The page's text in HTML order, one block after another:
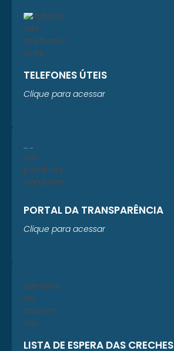
TELEFONES ÚTEIS
Clique para acessar
PORTAL DA TRANSPARÊNCIA
Clique para acessar
LISTA DE ESPERA DAS CRECHES